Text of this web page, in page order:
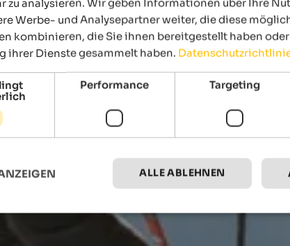
zu analysieren. Wir geben Informationen über Ihre
Werbe- und Analysepartner weiter, die diese
kombinieren, die Sie ihnen bereitgestellt haben
ihrer Dienste gesammelt haben.
Performance Targeting
ALLE ABLEHNEN